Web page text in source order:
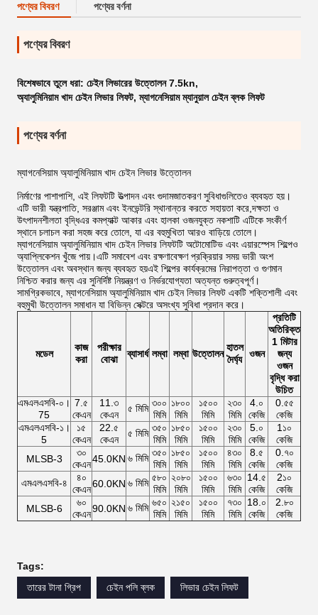
পণ্যের বিবরণ পণ্যের বর্ণনা
পণ্যের বিবরণ
বিশেষভাবে তুলে ধরা: চেইন লিভারের উত্তোলন 7.5kn,
অ্যালুমিনিয়াম খাদ চেইন লিভার লিফট,ম্যাগনেসিয়াম ম্যানুয়াল চেইন ব্লক লিফট
পণ্যের বর্ণনা
ম্যাগনেসিয়াম অ্যালুমিনিয়াম খাদ চেইন লিভার উত্তোলন
নির্মাণের পাশাপাশি, এই লিফটটি উত্পাদন এবং গুদামজাতকরণ সুবিধাগুলিতেও ব্যবহৃত হয়।
এটি ভারী যন্ত্রপাতি, সরঞ্জাম এবং ইনভেন্টরি স্থানান্তর করতে সহায়তা করে,দক্ষতা ও
উৎপাদনশীলতা বৃদ্ধিএর কমপ্যাক্ট আকার এবং হালকা ওজনযুক্ত নকশাটি এটিকে সংকীর্ণ
স্থানে চলাচল করা সহজ করে তোলে, যা এর বহুমুখিতা আরও বাড়িয়ে তোলে।
ম্যাগনেসিয়াম অ্যালুমিনিয়াম খাদ চেইন লিভার লিফটটি অটোমোটিভ এবং এয়ারস্পেস শিল্পেও
অ্যাপ্লিকেশন খুঁজে পায়।এটি সমাবেশ এবং রক্ষণাবেক্ষণ প্রক্রিয়ার সময় ভারী অংশ
উত্তোলন এবং অবস্থান জন্য ব্যবহৃত হয়এই শিল্পের কার্যক্রমের নিরাপত্তা ও গুণমান
নিশ্চিত করার জন্য এর সুনির্দিষ্ট নিয়ন্ত্রণ ও নির্ভরযোগ্যতা অত্যন্ত গুরুত্বপূর্ণ।
সামগ্রিকভাবে, ম্যাগনেসিয়াম অ্যালুমিনিয়াম খাদ চেইন লিভার লিফট একটি শক্তিশালী এবং
বহুমুখী উত্তোলন সমাধান যা বিভিন্ন সেক্টরে অসংখ্য সুবিধা প্রদান করে।
মডেল
কাজ
করা
পরীক্ষার
বোঝা
ব্যাসার্ধ লম্বা লম্বা উত্তোলন
হাতল
দৈর্ঘ্য
ওজন
প্রতিটি
অতিরিক্ত
1 মিটার
জন্য
ওজন
বৃদ্ধি করা
উচিত
এমএলএসবি-০।
75
7.৫
কেএন
11.৩
কেএন
৫ মিমি ৩০০
মিমি
১৮০০
মিমি
১৫০০
মিমি
২৩০
মিমি
4.০
কেজি
0.৫৫
কেজি
এমএলএসবি-১।
5
১৫
কেএন
22.৫
কেএন
৫ মিমি ৩৫০
মিমি
১৮৫০
মিমি
১৫০০
মিমি
২৩০
মিমি
5.০
কেজি
1১০
কেজি
MLSB-3
৩০
কেএন45.0KN ৬ মিমি ৩৫০
মিমি
১৮৫০
মিমি
১৫০০
মিমি
৪৩০
মিমি
8.৫
কেজি
0.৭০
কেজি
এমএলএসবি-৪
৪০
কেএন60.0KN ৬ মিমি ৫৮০
মিমি
২০৮০
মিমি
১৫০০
মিমি
৬৩০
মিমি
14.৫
কেজি
2১০
কেজি
MLSB-6
৬০
কেএন90.0KN ৬ মিমি ৬৫০
মিমি
২১৫০
মিমি
১৫০০
মিমি
৭৩০
মিমি
18.০
কেজি
2.৮০
কেজি
Tags:
তারের টানা গ্রিপ
চেইন পলি ব্লক লিভার চেইন লিফট